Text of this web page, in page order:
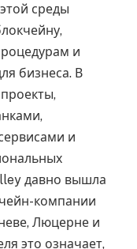
среды
и
бизнеса. В
и
давно вышла
компании
Люцерне и
это означает,